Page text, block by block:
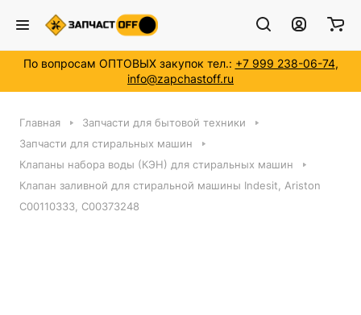
По вопросам ОПТОВЫХ закупок тел.: +7 999 238-06-74,
info@zapchastoff.ru
Главная
Запчасти для бытовой техники
Запчасти для стиральных машин
Клапаны набора воды (КЭН) для стиральных машин
Клапан заливной для стиральной машины Indesit, Ariston
C00110333, C00373248